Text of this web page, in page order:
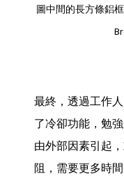
圖中間的長方條鋁
最終，透過工作
了冷卻功能，勉
由外部因素引起
阻，需要更多時